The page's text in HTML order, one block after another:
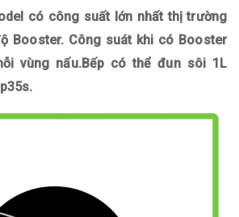
có công suất lớn nhất thị trường
Booster. Công suát khi có Booster
vùng nấu.Bếp có thể đun sôi 1L